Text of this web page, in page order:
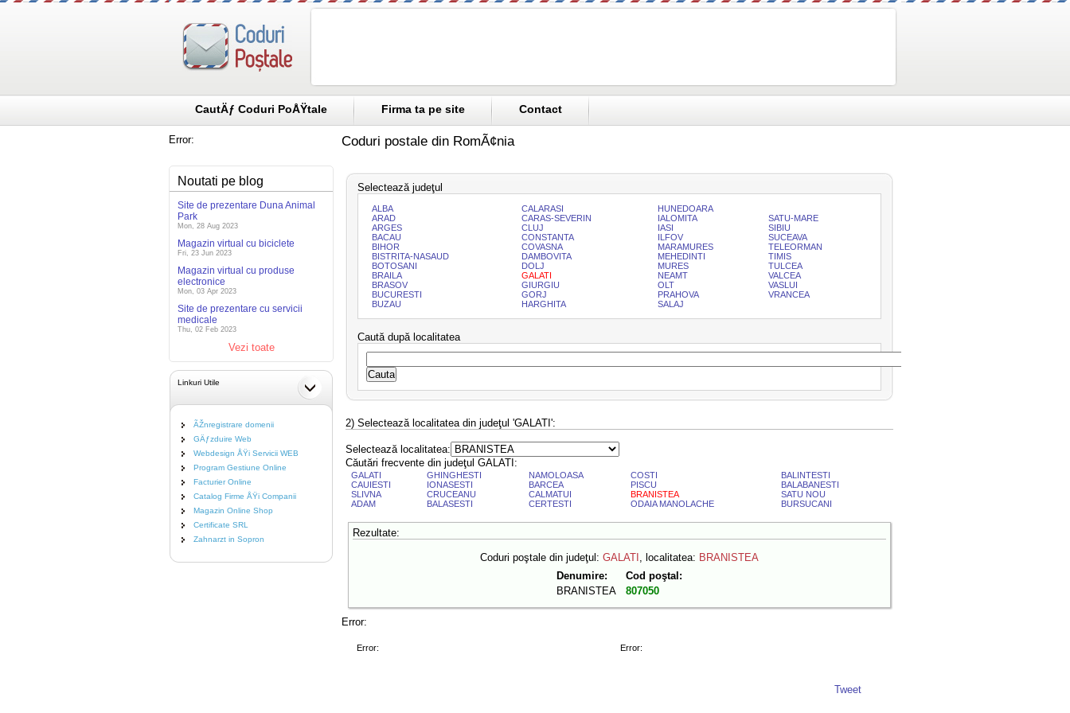
CautÄƒ Coduri PoÅŸtale Firma ta pe site Contact
Error:
Noutati pe blog
Site de prezentare Duna Animal
Park
Mon, 28 Aug 2023
Magazin virtual cu biciclete
Fri, 23 Jun 2023
Magazin virtual cu produse
electronice
Mon, 03 Apr 2023
Site de prezentare cu servicii
medicale
Thu, 02 Feb 2023
Vezi toate
Linkuri Utile
ÃŽnregistrare domenii
GÄƒzduire Web
Webdesign ÅŸi Servicii WEB
Program Gestiune Online
Facturier Online
Catalog Firme ÅŸi Companii
Magazin Online Shop
Certificate SRL
Zahnarzt in Sopron
Coduri postale din RomÃ¢nia
Selectează judeţul
ALBA
ARAD
ARGES
BACAU
BIHOR
BISTRITA-NASAUD
BOTOSANI
BRAILA
BRASOV
BUCURESTI
BUZAU
CALARASI
CARAS-SEVERIN
CLUJ
CONSTANTA
COVASNA
DAMBOVITA
DOLJ
GALATI
GIURGIU
GORJ
HARGHITA
HUNEDOARA
IALOMITA
IASI
ILFOV
MARAMURES
MEHEDINTI
MURES
NEAMT
OLT
PRAHOVA
SALAJ
SATU-MARE
SIBIU
SUCEAVA
TELEORMAN
TIMIS
TULCEA
VALCEA
VASLUI
VRANCEA
Caută după localitatea
2) Selectează localitatea din judeţul 'GALATI':
Selectează localitatea:
Căutări frecvente din judeţul GALATI:
GALATI
CAUIESTI
SLIVNA
ADAM
GHINGHESTI
IONASESTI
CRUCEANU
BALASESTI
NAMOLOASA
BARCEA
CALMATUI
CERTESTI
COSTI
PISCU
BRANISTEA
ODAIA MANOLACHE
BALINTESTI
BALABANESTI
SATU NOU
BURSUCANI
Rezultate:
Coduri poştale din judeţul: GALATI , localitatea: BRANISTEA
Denumire:
Cod poştal:
BRANISTEA
807050
Error:
Error: Error:
Tweet